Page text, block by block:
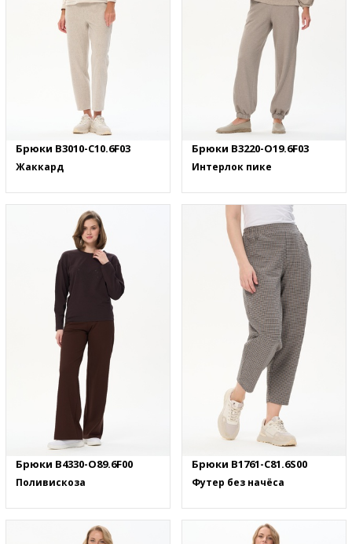
Брюки B3010-C10.6F03
Жаккард
Брюки B3220-O19.6F03
Интерлок пике
Брюки B4330-O89.6F00
Поливискоза
Брюки B1761-C81.6S00
Футер без начёса